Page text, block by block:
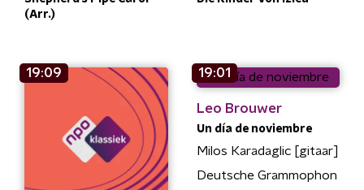
(Arr.)
19:09 19:01
Leo Brouwer
Un día de noviembre
Milos Karadaglic [gitaar]
Deutsche Grammophon